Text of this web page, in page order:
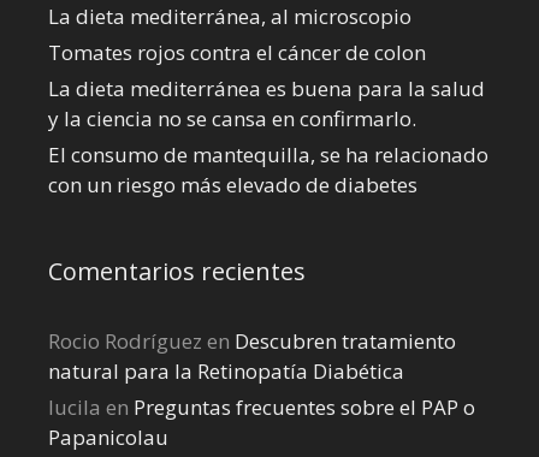
La dieta mediterránea, al microscopio
Tomates rojos contra el cáncer de colon
La dieta mediterránea es buena para la salud
y la ciencia no se cansa en confirmarlo.
El consumo de mantequilla, se ha relacionado
con un riesgo más elevado de diabetes
Comentarios recientes
Rocio Rodríguez en Descubren tratamiento
natural para la Retinopatía Diabética
lucila en Preguntas frecuentes sobre el PAP o
Papanicolau